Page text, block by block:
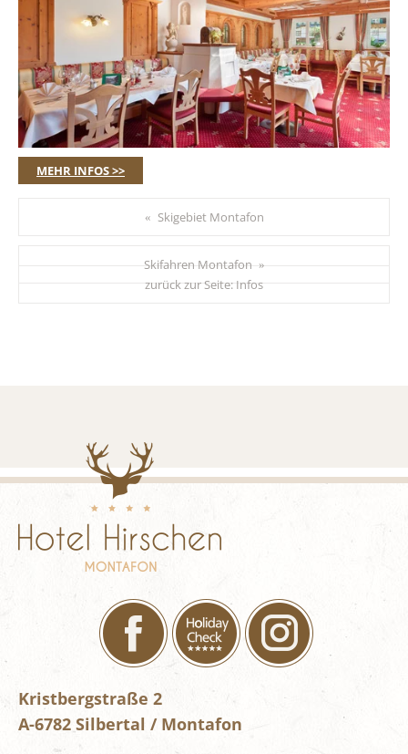
MEHR INFOS >>
« Skigebiet Montafon
Skifahren Montafon »
zurück zur Seite: Infos
Kristbergstraße 2
A-6782 Silbertal / Montafon